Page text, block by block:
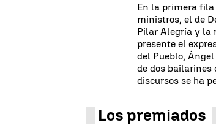
En la primera
ministros, el de
Pilar Alegría y la
presente el
del Pueblo,
de dos bailarines
discursos se ha
Los premiados